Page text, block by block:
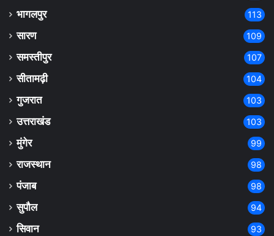
भागलपुर 113
सारण 109
समस्तीपुर 107
सीतामढ़ी 104
गुजरात 103
उत्तराखंड 103
मुंगेर 99
राजस्थान 98
पंजाब 98
सुपौल 94
सिवान 93